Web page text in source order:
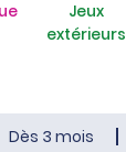
Jeux
extérieurs
Dès 3 mois